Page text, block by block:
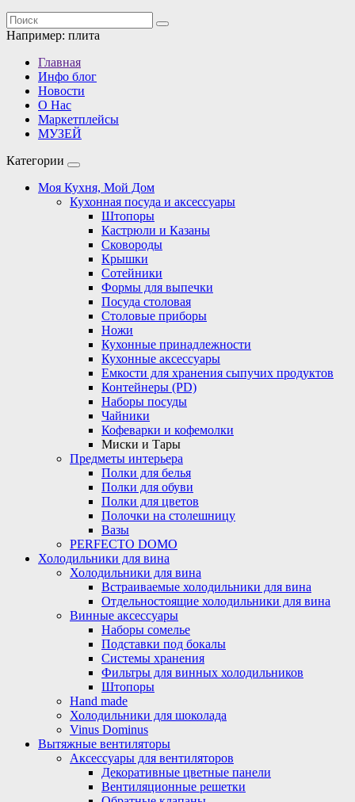
Например: плита
Главная
Инфо блог
Новости
О Нас
Маркетплейсы
МУЗЕЙ
Категории
Моя Кухня, Мой Дом
Кухонная посуда и аксессуары
Штопоры
Кастрюли и Казаны
Сковороды
Крышки
Сотейники
Формы для выпечки
Посуда столовая
Столовые приборы
Ножи
Кухонные принадлежности
Кухонные аксессуары
Емкости для хранения сыпучих продуктов
Контейнеры (PD)
Наборы посуды
Чайники
Кофеварки и кофемолки
Миски и Тары
Предметы интерьера
Полки для белья
Полки для обуви
Полки для цветов
Полочки на столешницу
Вазы
PERFECTO DOMO
Холодильники для вина
Холодильники для вина
Встраиваемые холодильники для вина
Отдельностоящие холодильники для вина
Винные аксессуары
Наборы сомелье
Подставки под бокалы
Системы хранения
Фильтры для винных холодильников
Штопоры
Hand made
Холодильники для шоколада
Vinus Dominus
Вытяжные вентиляторы
Аксессуары для вентиляторов
Декоративные цветные панели
Вентиляционные решетки